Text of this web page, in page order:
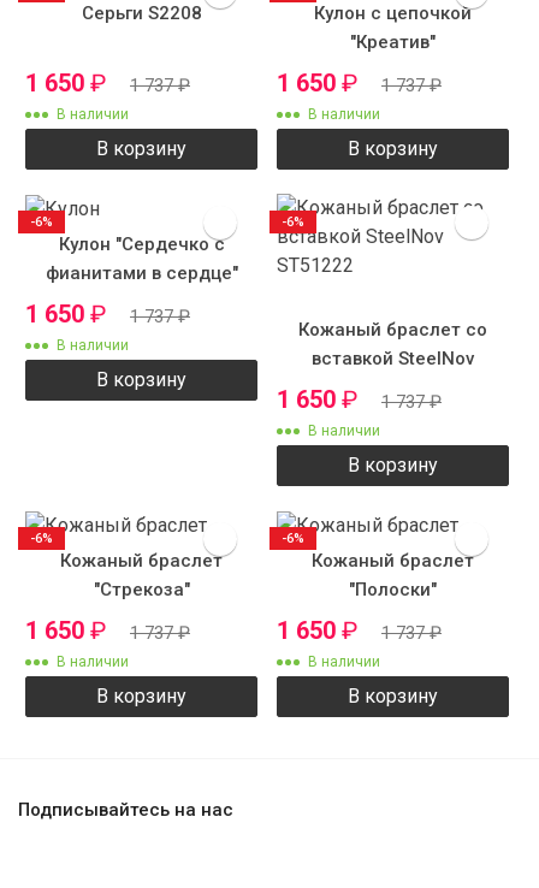
Серьги S2208
1 650 ₽ 1 737₽
В наличии
В корзину
Кулон с цепочкой
"Креатив"
1 650 ₽ 1 737₽
В наличии
В корзину
Кулон "Сердечко с
фианитами в сердце"
1 650 ₽ 1 737₽
В наличии
В корзину
-6%
Кожаный браслет со
вставкой SteelNov
ST51222
1 650 ₽ 1 737₽
В наличии
В корзину
-6%
Кожаный браслет
"Стрекоза"
1 650 ₽ 1 737₽
В наличии
В корзину
-6%
Кожаный браслет
"Полоски"
1 650 ₽ 1 737₽
В наличии
В корзину
-6%
Подписывайтесь на нас